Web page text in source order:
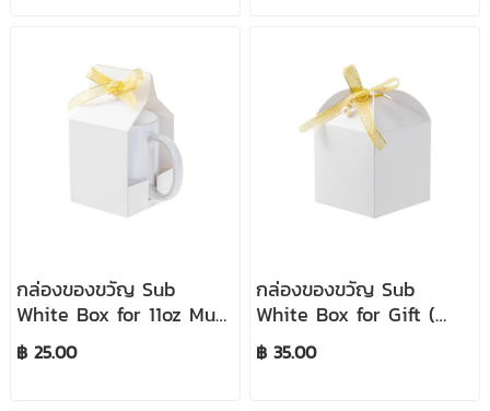
กล่องของขวัญ Sub
White Box for 11oz Mug
( 8.2*8.5*15cm )
฿ 25.00
กล่องของขวัญ Sub
White Box for Gift (
9*9*13cm )
฿ 35.00